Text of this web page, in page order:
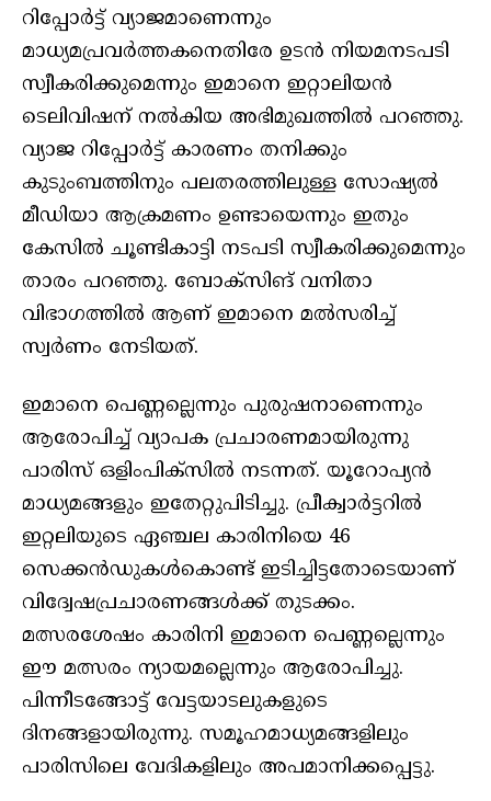
റിപ്പോര്‍ട്ട് വ്യാജമാണെന്നും
മാധ്യമപ്രവര്‍ത്തകനെതിരേ ഉടന്‍ നിയമനടപടി
സ്വീകരിക്കുമെന്നും ഇമാനെ ഇറ്റാലിയന്‍
ടെലിവിഷന് നല്‍കിയ അഭിമുഖത്തില്‍ പറഞ്ഞു.
വ്യാജ റിപ്പോര്‍ട്ട് കാരണം തനിക്കും
കുടുംബത്തിനും പലതരത്തിലുള്ള സോഷ്യല്‍
മീഡിയാ ആക്രമണം ഉണ്ടായെന്നും ഇതും
കേസില്‍ ചൂണ്ടികാട്ടി നടപടി സ്വീകരിക്കുമെന്നും
താരം പറഞ്ഞു. ബോക്‌സിങ് വനിതാ
വിഭാഗത്തില്‍ ആണ് ഇമാനെ മല്‍സരിച്ച്
സ്വര്‍ണം നേടിയത്.
ഇമാനെ പെണ്ണല്ലെന്നും പുരുഷനാണെന്നും
ആരോപിച്ച് വ്യാപക പ്രചാരണമായിരുന്നു
പാരിസ് ഒളിംപിക്‌സില്‍ നടന്നത്. യൂറോപ്യന്‍
മാധ്യമങ്ങളും ഇതേറ്റുപിടിച്ചു. പ്രീക്വാര്‍ട്ടറില്‍
ഇറ്റലിയുടെ ഏഞ്ചല കാരിനിയെ 46
സെക്കന്‍ഡുകള്‍കൊണ്ട് ഇടിച്ചിട്ടതോടെയാണ്
വിദ്വേഷപ്രചാരണങ്ങള്‍ക്ക് തുടക്കം.
മത്സരശേഷം കാരിനി ഇമാനെ പെണ്ണല്ലെന്നും
ഈ മത്സരം ന്യായമല്ലെന്നും ആരോപിച്ചു.
പിന്നീടങ്ങോട്ട് വേട്ടയാടലുകളുടെ
ദിനങ്ങളായിരുന്നു. സമൂഹമാധ്യമങ്ങളിലും
പാരിസിലെ വേദികളിലും അപമാനിക്കപ്പെട്ടു.